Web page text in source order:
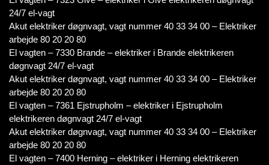
24/7 el-vagt
Akut elektriker døgnvagt, vagt nummer 40 33 34 00 – Elektriker
arbejde 80 20 20 80
El vagten – 7330 Brande – elektriker i Brande elektrikeren
døgnvagt 24/7 el-vagt
Akut elektriker døgnvagt, vagt nummer 40 33 34 00 – Elektriker
arbejde 80 20 20 80
El vagten – 7361 Ejstrupholm – elektriker i Ejstrupholm
elektrikeren døgnvagt 24/7 el-vagt
Akut elektriker døgnvagt, vagt nummer 40 33 34 00 – Elektriker
arbejde 80 20 20 80
El vagten – 7400 Herning – elektriker i Herning elektrikeren